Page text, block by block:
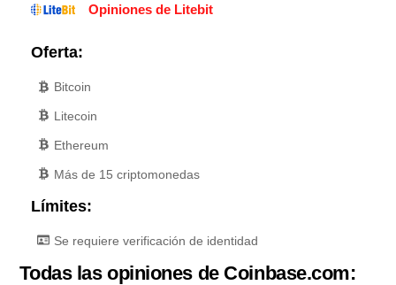
Opiniones de Litebit
Oferta:
Bitcoin
Litecoin
Ethereum
Más de 15 criptomonedas
Límites:
Se requiere verificación de identidad
Todas las opiniones de Coinbase.com: